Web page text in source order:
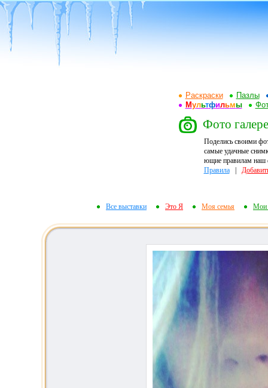
Раскраски
Пазлы
Мультфильмы
Фото
Поделись своими
самые удачные
ющие правилам наш
Правила|
Все выставки Это Я Моя семья Мои